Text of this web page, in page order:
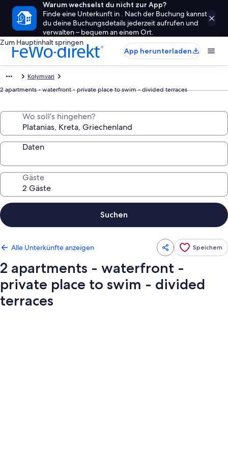
Warum wechselst du nicht zur App?
Finde eine Unterkunft in . Nach der Buchung kannst
du deine Buchungsdetails jederzeit aufrufen und
verwalten – bequem an einem Ort.
Zum Hauptinhalt springen
App herunterladen
Kolymvari
2 apartments - waterfront - private place to swim - divided terraces
Wo soll’s hingehen?
Daten
Gäste
Suchen
Alle Unterkünfte anzeigen Speichern
2 apartments - waterfront -
private place to swim - divided
terraces